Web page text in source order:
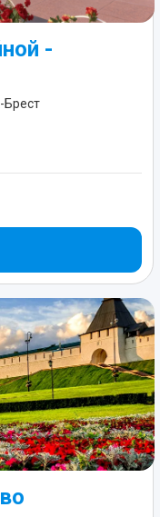
-
Брест